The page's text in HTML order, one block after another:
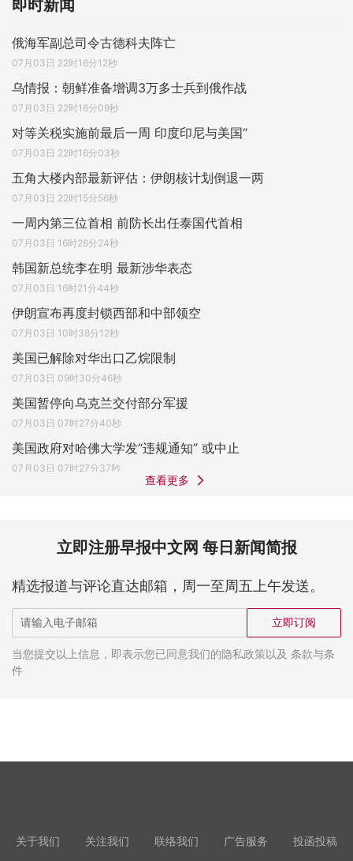
即时新闻
俄海军副总司令古德科夫阵亡
07月03日 22时16分12秒
乌情报：朝鲜准备增调3万多士兵到俄作战
07月03日 22时16分09秒
对等关税实施前最后一周 印度印尼与美国“
07月03日 22时16分03秒
五角大楼内部最新评估：伊朗核计划倒退一两
07月03日 22时15分56秒
一周内第三位首相 前防长出任泰国代首相
07月03日 16时26分24秒
韩国新总统李在明 最新涉华表态
07月03日 16时21分44秒
伊朗宣布再度封锁西部和中部领空
07月03日 10时38分12秒
美国已解除对华出口乙烷限制
07月03日 09时30分46秒
美国暂停向乌克兰交付部分军援
07月03日 07时27分40秒
美国政府对哈佛大学发“违规通知” 或中止
07月03日 07时27分37秒
查看更多
立即注册早报中文网 每日新闻简报
精选报道与评论直达邮箱，周一至周五上午发送。
立即订阅
当您提交以上信息，即表示您已同意我们的隐私政策以及 条款与条
件
关于我们 关注我们 联络我们 广告服务 投函投稿